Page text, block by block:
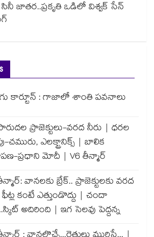
జాతర..ప్రకృతి ఒడిలో విశ్వక్ సేన్
కార్టూన్ : గాజాలో శాంతి పవనాలు
ప్రాజెక్టులు-వరద నీరు | ధరల
చమురు, ఎలక్ట్రానిక్స్ | బాలిక
ప్రధాని మోదీ | V6 తీన్మార్
వానలకు బ్రేక్.. ప్రాజెక్టులకు వరద
ఫీట్ల కంటే ఎత్తుండొద్దు | చందా
అదిరింది | ఇగ సెలవు పెద్దన్న